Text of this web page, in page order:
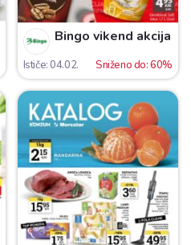
Bingo vikend akcija
Ističe: 04.02. Sniženo do: 60%